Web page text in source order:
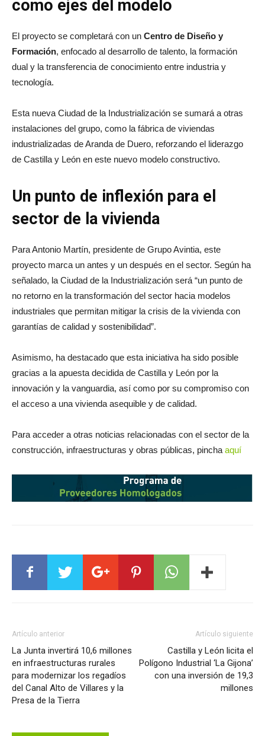
como ejes del modelo
El proyecto se completará con un Centro de Diseño y
Formación, enfocado al desarrollo de talento, la formación
dual y la transferencia de conocimiento entre industria y
tecnología.
Esta nueva Ciudad de la Industrialización se sumará a otras
instalaciones del grupo, como la fábrica de viviendas
industrializadas de Aranda de Duero, reforzando el liderazgo
de Castilla y León en este nuevo modelo constructivo.
Un punto de inflexión para el
sector de la vivienda
Para Antonio Martín, presidente de Grupo Avintia, este
proyecto marca un antes y un después en el sector. Según ha
señalado, la Ciudad de la Industrialización será “un punto de
no retorno en la transformación del sector hacia modelos
industriales que permitan mitigar la crisis de la vivienda con
garantías de calidad y sostenibilidad”.
Asimismo, ha destacado que esta iniciativa ha sido posible
gracias a la apuesta decidida de Castilla y León por la
innovación y la vanguardia, así como por su compromiso con
el acceso a una vivienda asequible y de calidad.
Para acceder a otras noticias relacionadas con el sector de la
construcción, infraestructuras y obras públicas, pincha aquí
Artículo anterior
La Junta invertirá 10,6 millones
en infraestructuras rurales
para modernizar los regadíos
del Canal Alto de Villares y la
Presa de la Tierra
Artículo siguiente
Castilla y León licita el
Polígono Industrial ‘La Gijona’
con una inversión de 19,3
millones